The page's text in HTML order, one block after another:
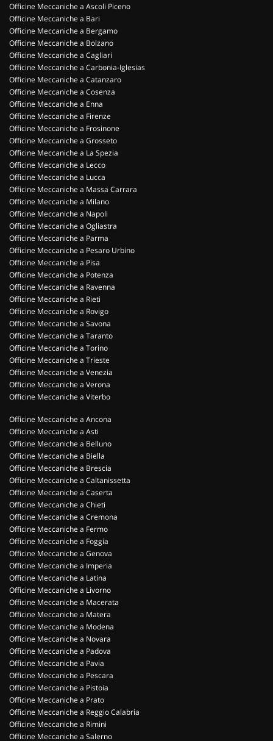
Officine Meccaniche a Ascoli Piceno
Officine Meccaniche a Bari
Officine Meccaniche a Bergamo
Officine Meccaniche a Bolzano
Officine Meccaniche a Cagliari
Officine Meccaniche a Carbonia-Iglesias
Officine Meccaniche a Catanzaro
Officine Meccaniche a Cosenza
Officine Meccaniche a Enna
Officine Meccaniche a Firenze
Officine Meccaniche a Frosinone
Officine Meccaniche a Grosseto
Officine Meccaniche a La Spezia
Officine Meccaniche a Lecco
Officine Meccaniche a Lucca
Officine Meccaniche a Massa Carrara
Officine Meccaniche a Milano
Officine Meccaniche a Napoli
Officine Meccaniche a Ogliastra
Officine Meccaniche a Parma
Officine Meccaniche a Pesaro Urbino
Officine Meccaniche a Pisa
Officine Meccaniche a Potenza
Officine Meccaniche a Ravenna
Officine Meccaniche a Rieti
Officine Meccaniche a Rovigo
Officine Meccaniche a Savona
Officine Meccaniche a Taranto
Officine Meccaniche a Torino
Officine Meccaniche a Trieste
Officine Meccaniche a Venezia
Officine Meccaniche a Verona
Officine Meccaniche a Viterbo
Officine Meccaniche a Ancona
Officine Meccaniche a Asti
Officine Meccaniche a Belluno
Officine Meccaniche a Biella
Officine Meccaniche a Brescia
Officine Meccaniche a Caltanissetta
Officine Meccaniche a Caserta
Officine Meccaniche a Chieti
Officine Meccaniche a Cremona
Officine Meccaniche a Fermo
Officine Meccaniche a Foggia
Officine Meccaniche a Genova
Officine Meccaniche a Imperia
Officine Meccaniche a Latina
Officine Meccaniche a Livorno
Officine Meccaniche a Macerata
Officine Meccaniche a Matera
Officine Meccaniche a Modena
Officine Meccaniche a Novara
Officine Meccaniche a Padova
Officine Meccaniche a Pavia
Officine Meccaniche a Pescara
Officine Meccaniche a Pistoia
Officine Meccaniche a Prato
Officine Meccaniche a Reggio Calabria
Officine Meccaniche a Rimini
Officine Meccaniche a Salerno